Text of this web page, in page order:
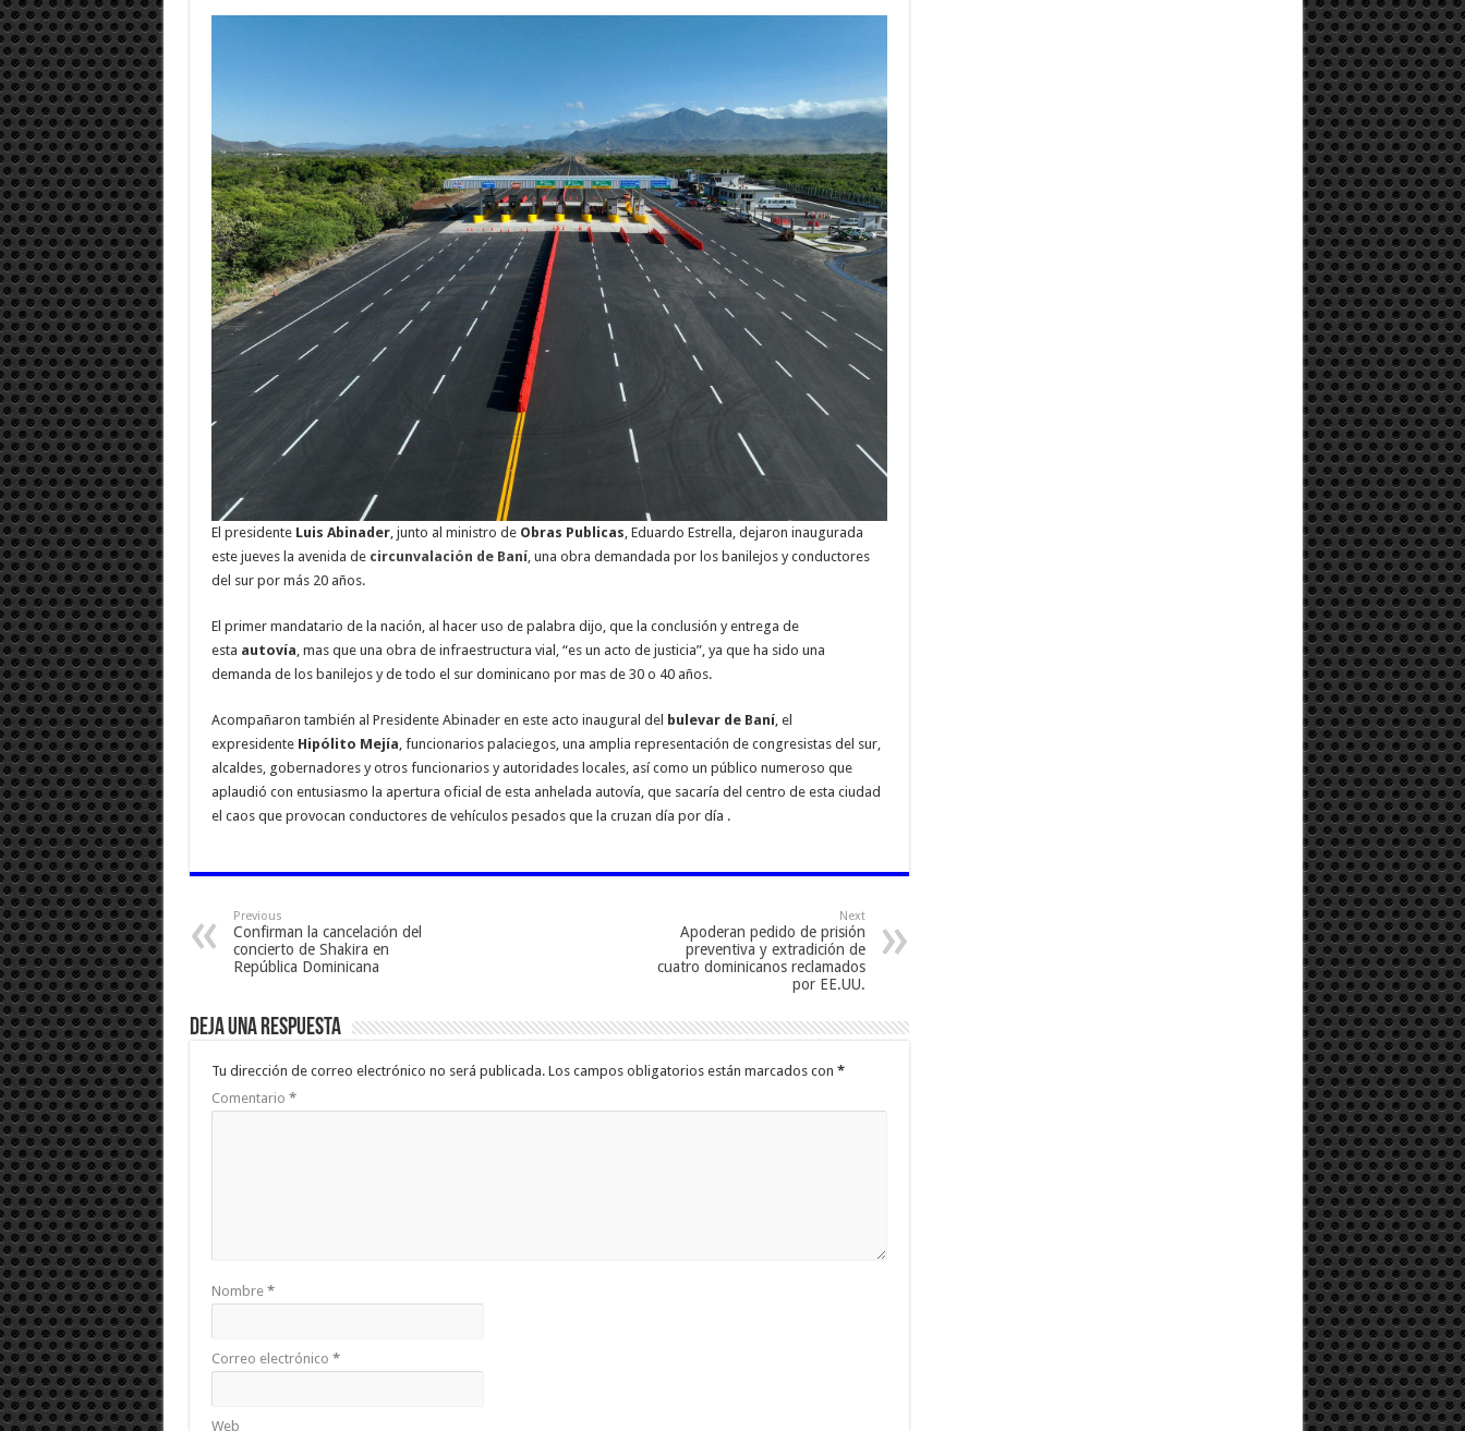
El presidenteLuis Abinader, junto al ministro de Obras Publicas , Eduardo Estrella, dejaron inaugurada
este jueves la avenida de circunvalación de Baní, una obra demandada por los banilejos y conductores
del sur por más 20 años.
El primer mandatario de la nación, al hacer uso de palabra dijo, que la conclusión y entrega de
esta autovía , mas que una obra de infraestructura vial, “es un acto de justicia”, ya que ha sido una
demanda de los banilejos y de todo el sur dominicano por mas de 30 o 40 años.
Acompañaron también al Presidente Abinader en este acto inaugural del bulevar de Baní, el
expresidenteHipólito Mejía , funcionarios palaciegos, una amplia representación de congresistas del sur,
alcaldes, gobernadores y otros funcionarios y autoridades locales, así como un público numeroso que
aplaudió con entusiasmo la apertura oficial de esta anhelada autovía, que sacaría del centro de esta ciudad
el caos que provocan conductores de vehículos pesados que la cruzan día por día .
Previous
Confirman la cancelación del
concierto de Shakira en
República Dominicana
Next
Apoderan pedido de prisión
preventiva y extradición de
cuatro dominicanos reclamados
por EE.UU.
Deja una respuesta
Tu dirección de correo electrónico no será publicada. Los campos obligatorios están marcados con *
Comentario *
Nombre *
Correo electrónico *
Web